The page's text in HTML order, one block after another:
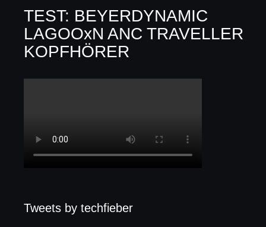
TEST: BEYERDYNAMIC
LAGOOxN ANC TRAVELLER
KOPFHÖRER
Tweets by techfieber